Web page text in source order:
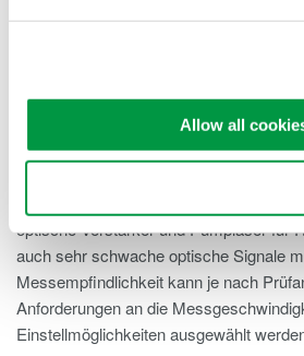
Allow all
High dynamic mode:
Großer
-90 dBm
optische Verstärker und Pumplaser für
auch sehr schwache optische Signale
Messempfindlichkeit kann je nach
Anforderungen an die
Einstellmöglichkeiten ausgewählt